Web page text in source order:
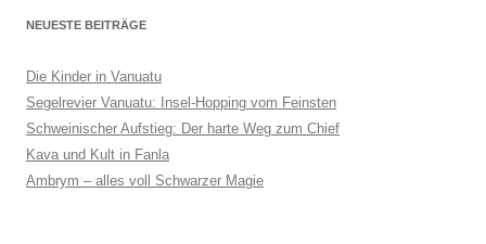
NEUESTE BEITRÄGE
Die Kinder in Vanuatu
Segelrevier Vanuatu: Insel-Hopping vom Feinsten
Schweinischer Aufstieg: Der harte Weg zum Chief
Kava und Kult in Fanla
Ambrym – alles voll Schwarzer Magie